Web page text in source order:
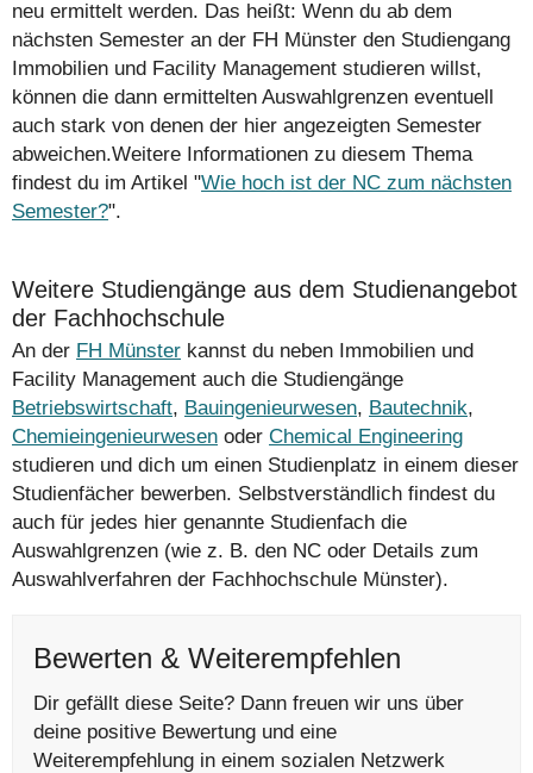
neu ermittelt werden. Das heißt: Wenn du ab dem
nächsten Semester an der FH Münster den Studiengang
Immobilien und Facility Management studieren willst,
können die dann ermittelten Auswahlgrenzen eventuell
auch stark von denen der hier angezeigten Semester
abweichen.Weitere Informationen zu diesem Thema
findest du im Artikel "Wie hoch ist der NC zum nächsten
Semester?".
Weitere Studiengänge aus dem Studienangebot
der Fachhochschule
An der FH Münster kannst du neben Immobilien und
Facility Management auch die Studiengänge
Betriebswirtschaft, Bauingenieurwesen, Bautechnik,
Chemieingenieurwesen oder Chemical Engineering
studieren und dich um einen Studienplatz in einem dieser
Studienfächer bewerben. Selbstverständlich findest du
auch für jedes hier genannte Studienfach die
Auswahlgrenzen (wie z. B. den NC oder Details zum
Auswahlverfahren der Fachhochschule Münster).
Bewerten & Weiterempfehlen
Dir gefällt diese Seite? Dann freuen wir uns über
deine positive Bewertung und eine
Weiterempfehlung in einem sozialen Netzwerk